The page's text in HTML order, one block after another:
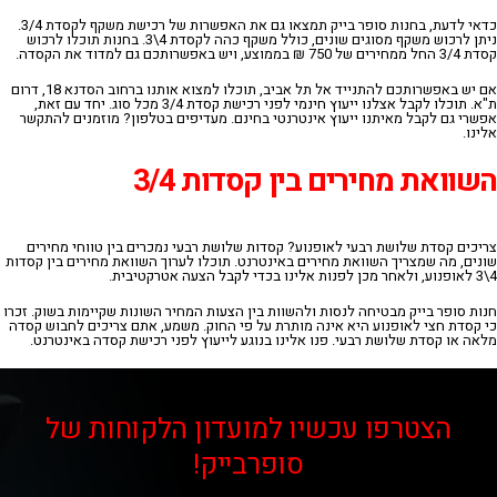
כדאי לדעת, בחנות סופר בייק תמצאו גם את האפשרות של רכישת משקף לקסדת 3/4.
ניתן לרכוש משקף מסוגים שונים, כולל משקף כהה לקסדת 4\3. בחנות תוכלו לרכוש
קסדת 3/4 החל ממחירים של 750 ₪ בממוצע, ויש באפשרותכם גם למדוד את הקסדה.
אם יש באפשרותכם להתנייד אל תל אביב, תוכלו למצוא אותנו ברחוב הסדנא 18, דרום
ת"א. תוכלו לקבל אצלנו ייעוץ חינמי לפני רכישת קסדת 3/4 מכל סוג. יחד עם זאת,
אפשרי גם לקבל מאיתנו ייעוץ אינטרנטי בחינם. מעדיפים בטלפון? מוזמנים להתקשר
אלינו.
השוואת מחירים בין קסדות 3/4
צריכים קסדת שלושת רבעי לאופנוע? קסדות שלושת רבעי נמכרים בין טווחי מחירים
שונים, מה שמצריך השוואת מחירים באינטרנט. תוכלו לערוך השוואת מחירים בין קסדות
4\3 לאופנוע, ולאחר מכן לפנות אלינו בכדי לקבל הצעה אטרקטיבית.
חנות סופר בייק מבטיחה לנסות ולהשוות בין הצעות המחיר השונות שקיימות בשוק. זכרו
כי קסדת חצי לאופנוע היא אינה מותרת על פי החוק. משמע, אתם צריכים לחבוש קסדה
מלאה או קסדת שלושת רבעי. פנו אלינו בנוגע לייעוץ לפני רכישת קסדה באינטרנט.
הצטרפו עכשיו למועדון הלקוחות של
סופרבייק!